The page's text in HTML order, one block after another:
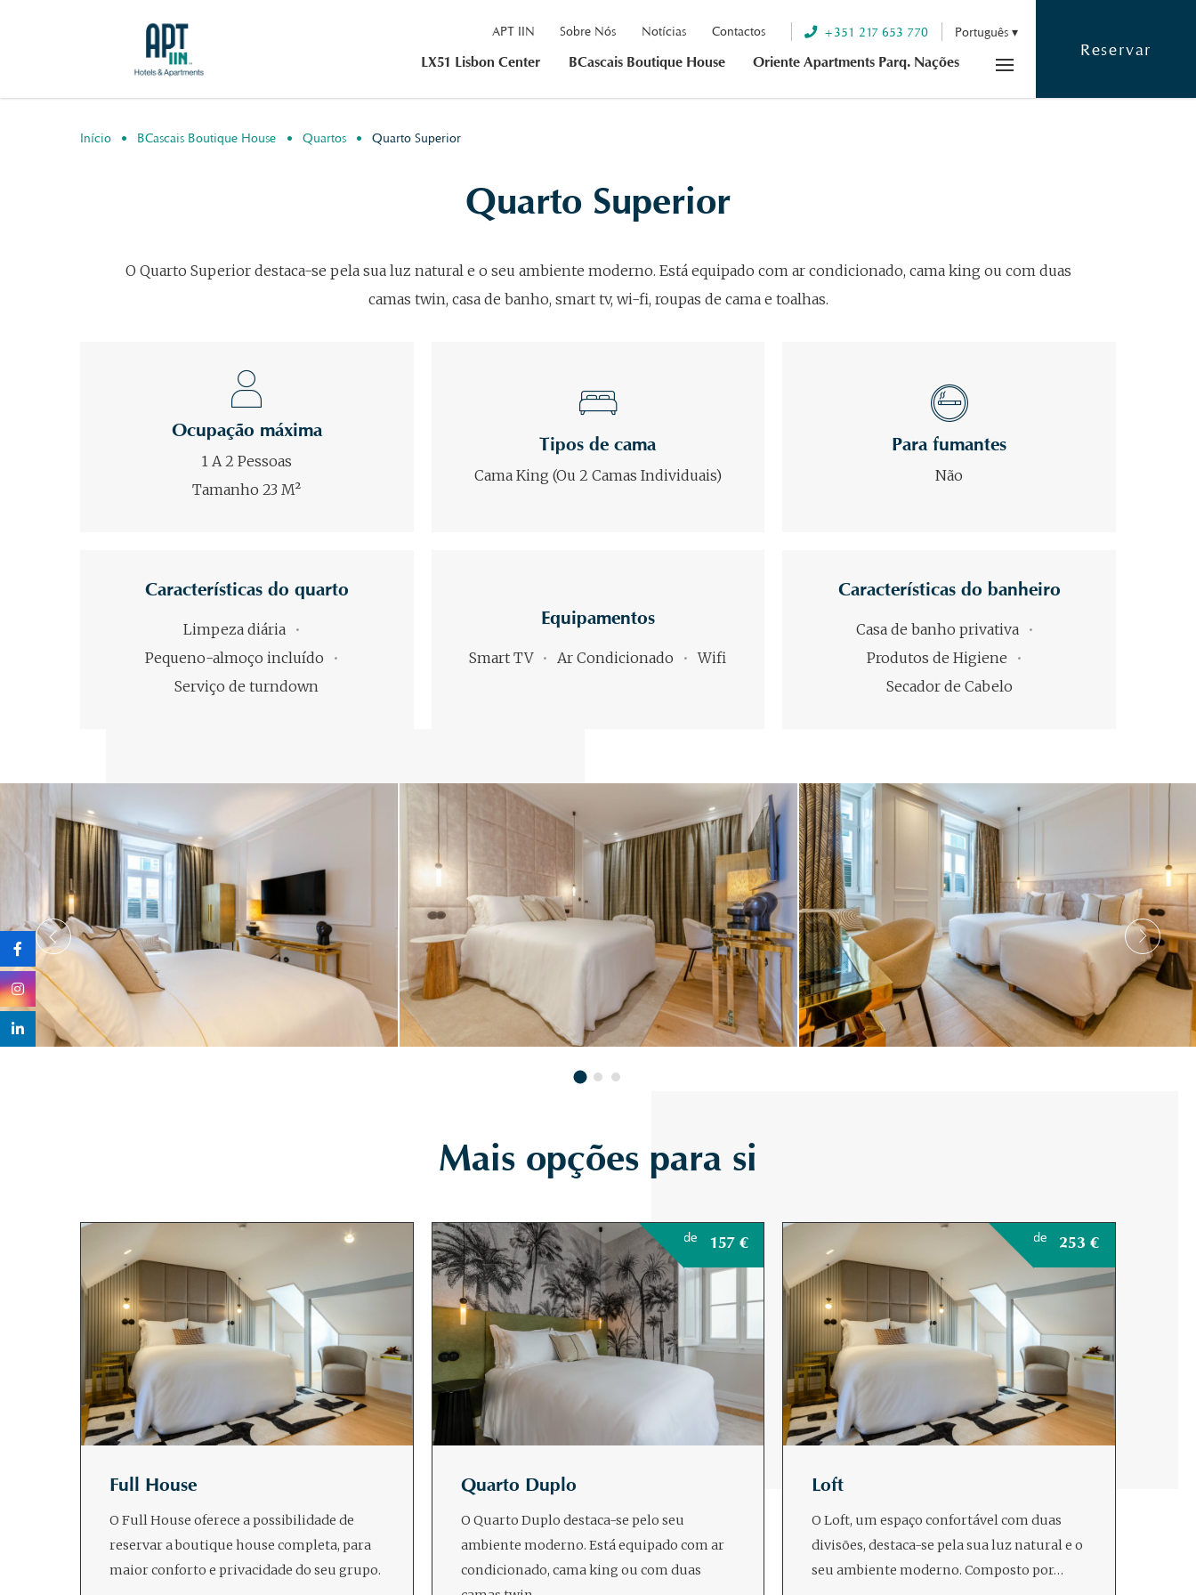
APT IIN Sobre Nós Notícias Contactos +351 217 653 770 Português
LX51 Lisbon Center BCascais Boutique House Oriente Apartments Parq. Nações
Reservar
Início BCascais Boutique House Quartos Quarto Superior
Quarto Superior
O Quarto Superior destaca-se pela sua luz natural e o seu ambiente moderno. Está equipado com ar condicionado, cama king ou com duas
camas twin, casa de banho, smart tv, wi-fi, roupas de cama e toalhas.
Ocupação máxima
1 A 2 Pessoas
Tamanho 23 M²
Tipos de cama
Cama King (ou 2 Camas Individuais)
Para fumantes
Não
Características do quarto
Limpeza diária
Pequeno-almoço incluído
Serviço de turndown
Equipamentos
Smart TV Ar Condicionado Wifi
Características do banheiro
Casa de banho privativa
Produtos de Higiene
Secador de Cabelo
Mais opções para si
Full House
O Full House oferece a possibilidade de
reservar a boutique house completa, para
maior conforto e privacidade do seu grupo.
de 157 €
Quarto Duplo
O Quarto Duplo destaca-se pelo seu
ambiente moderno. Está equipado com ar
condicionado, cama king ou com duas
de 253 €
Loft
O Loft, um espaço confortável com duas
divisões, destaca-se pela sua luz natural e o
seu ambiente moderno. Composto por…